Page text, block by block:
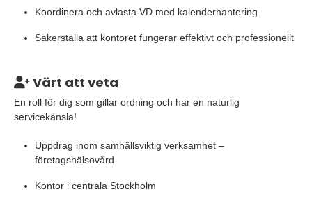
Koordinera och avlasta VD med kalenderhantering
Säkerställa att kontoret fungerar effektivt och professionellt
Värt att veta
En roll för dig som gillar ordning och har en naturlig
servicekänsla!
Uppdrag inom samhällsviktig verksamhet –
företagshälsovård
Kontor i centrala Stockholm